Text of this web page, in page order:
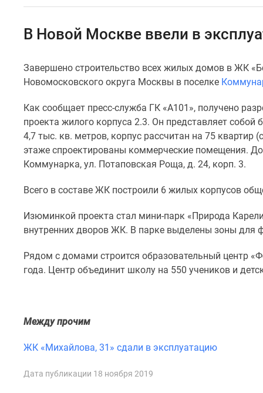
помещения
застройщики
Панорамы
Видеообзор
Экспертиза
новостроек
Экология
Москвы
Подмосковья
комнатные
Ипотечный
калькулятор
ипотека
ипотека
В Новой Москве ввели в
Завершено строительство всех жилых домов в ЖК
Новомосковского округа Москвы в поселке
Как сообщает пресс-служба ГК «А101», получено
проекта жилого корпуса 2.3. Он представляет
4,7 тыс. кв. метров, корпус рассчитан на 75
этаже спроектированы коммерческие помещения.
Коммунарка, ул. Потаповская Роща, д. 24, корп. 3.
Всего в составе ЖК построили 6 жилых корпусов
Изюминкой проекта стал мини-парк «Природа
внутренних дворов ЖК. В парке выделены зоны для
Рядом с домами строится образовательный центр
года. Центр объединит школу на 550 учеников и
Между прочим
ЖК «Михайлова, 31» сдали в эксплуатацию​
Дата публикации 18 ноября 2019